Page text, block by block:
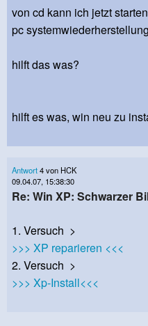
von cd kann ich jetzt
pc
hilft das was?
hilft es was, win neu zu
Antwort4 von HCK
09.04.07, 15:38:30
Re: Win XP: Schwarzer
1. Versuch >
>>> XP reparieren <<<
2. Versuch >
>>> Xp-Install<<<